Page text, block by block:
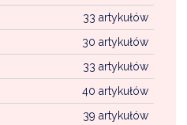
33 artykułów
30 artykułów
33 artykułów
40 artykułów
39 artykułów